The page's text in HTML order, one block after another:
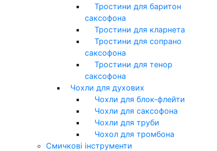
Тростини для баритон
саксофона
Тростини для кларнета
Тростини для сопрано
саксофона
Тростини для тенор
саксофона
Чохли для духових
Чохли для блок-флейти
Чохли для саксофона
Чохли для труби
Чохол для тромбона
Смичкові інструменти